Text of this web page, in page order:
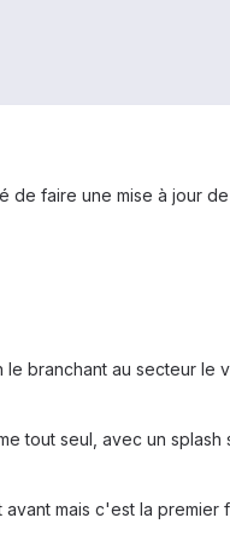
faire une mise à jour de
branchant au secteur le
tout seul, avec un
mais c'est la premier